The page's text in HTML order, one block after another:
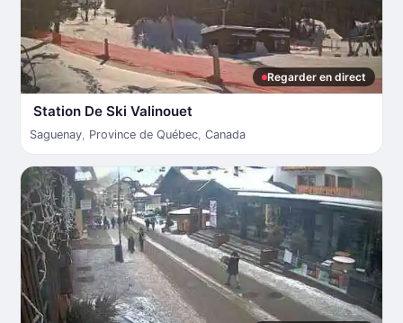
Regarder en direct
Station De Ski Valinouet
Saguenay, Province de Québec, Canada